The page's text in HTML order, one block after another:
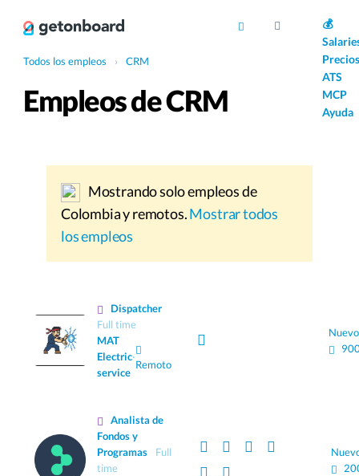
💰
Precios
ATS
MCP
Ayuda
Todos los empleos › CRM
Empleos de CRM
Mostrando solo empleos de
Colombia y remotos.Mostrar todos
los empleos
Dispatcher
Full time
MAT
Electric
service
·
Remoto
Nuevo
Analista de
Fondos y
Programas
Full
time